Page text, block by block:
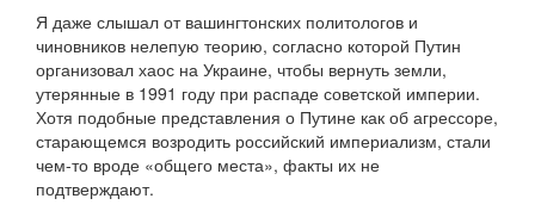
Я даже слышал от вашингтонских политологов и
чиновников нелепую теорию, согласно которой Путин
организовал хаос на Украине, чтобы вернуть земли,
утерянные в 1991 году при распаде советской империи.
Хотя подобные представления о Путине как об агрессоре,
старающемся возродить российский империализм, стали
чем-то вроде «общего места», факты их не
подтверждают.